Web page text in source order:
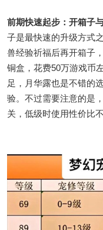
前期快速起步：开箱子
子是最快速的升级方式
兽经验祈福后再开箱子
铜盒，花费50万游戏币
足，月华露也是不错的
验。不过需要注意的是
关，低级时使用性价比